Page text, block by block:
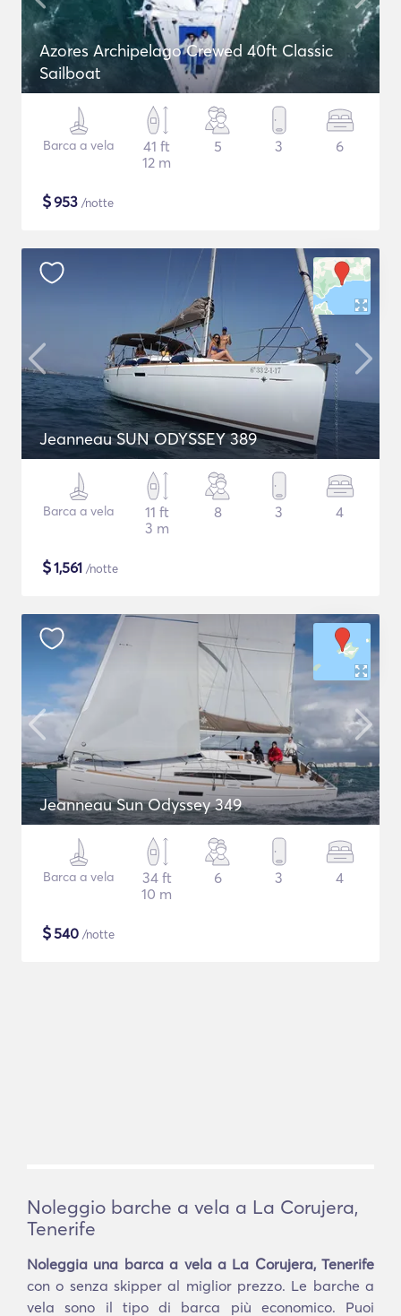
Azores Archipelago Crewed 40ft Classic
Sailboat
Barca a vela
41 ft
12 m
5 3 6
$953 /notte
Jeanneau SUN ODYSSEY 389
Barca a vela
11 ft
3 m
8 3 4
$1,561 /notte
Jeanneau Sun Odyssey 349
Barca a vela
34 ft
10 m
6 3 4
$540 /notte
Noleggio barche a vela a La Corujera,
Tenerife
Noleggia una barca a vela a La Corujera, Tenerife
con o senza skipper al miglior prezzo. Le barche a
vela sono il tipo di barca più economico. Puoi